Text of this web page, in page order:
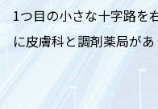
1つ目の小さな十字路を
に皮膚科と調剤薬局が